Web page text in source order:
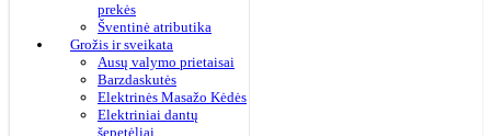
prekės
Šventinė atributika
Grožis ir sveikata
Ausų valymo prietaisai
Barzdaskutės
Elektrinės Masažo Kėdės
Elektriniai dantų
šepetėliai